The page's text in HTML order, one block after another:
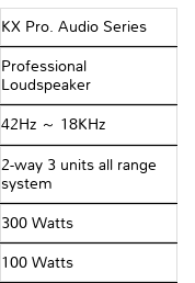
KX Pro. Audio Series
Professional
Loudspeaker
42Hz ～ 18KHz
2-way 3 units all range
system
300 Watts
100 Watts